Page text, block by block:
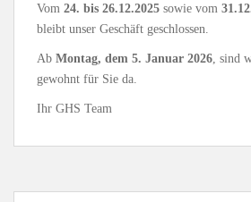
Vom 24. bis 26.12.2025 sowie vom
bleibt unser Geschäft geschlossen.
Ab Montag, dem 5. Januar 2026 , sind
gewohnt für Sie da.
Ihr GHS Team